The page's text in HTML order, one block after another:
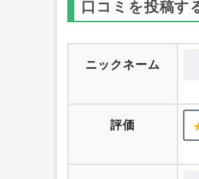
口コミを投稿する
ニックネーム